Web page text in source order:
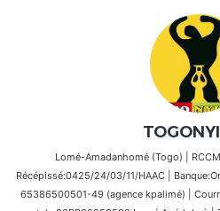
Lomé-Amadanhomé (Togo) |
Récépissé:0425/24/03/11/HAAC |
65386500501-49 (agence kpalimé) |